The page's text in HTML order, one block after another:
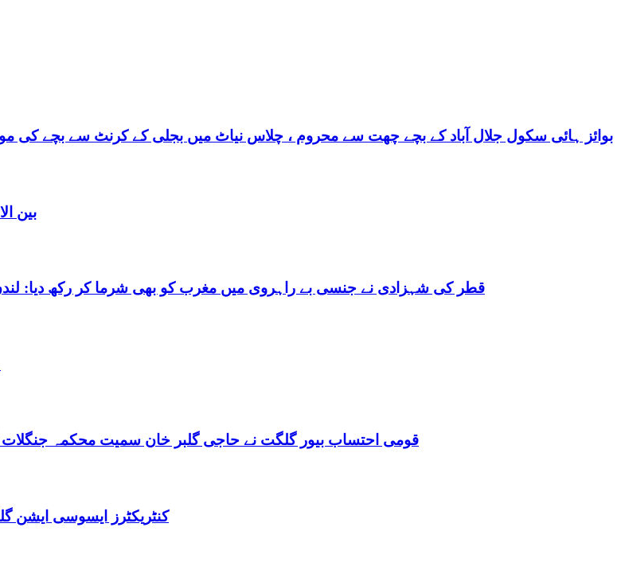
بوائز ہائی سکول جلال آباد کے بچے چھت سے محروم ، چلاس نیاٹ میں بجلی کے کرنٹ سے بچے کی
بین
قطر کی شہزادی نے جنسی بے راہروی میں مغرب کو بھی شرما کر رکھ دیا: لندن میں بیک وقت 7 یورپین مردوں کے ساتھ
قومی احتساب بیور گلگت نے حاجی گلبر خان سمیت محکمہ
کنٹریکٹرز ایسوسی ایشن